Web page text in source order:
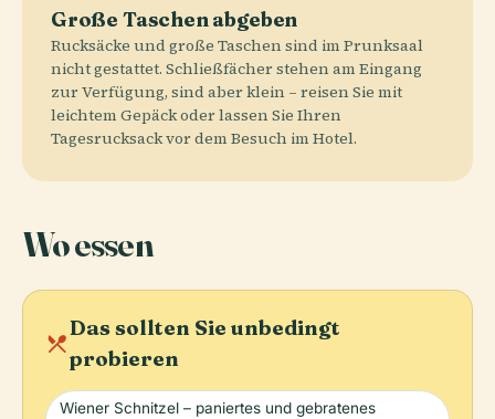
Große Taschen abgeben
Rucksäcke und große Taschen sind im Prunksaal
nicht gestattet. Schließfächer stehen am Eingang
zur Verfügung, sind aber klein – reisen Sie mit
leichtem Gepäck oder lassen Sie Ihren
Tagesrucksack vor dem Besuch im Hotel.
Wo essen
local_dining
Das sollten Sie unbedingt
probieren
Wiener Schnitzel – paniertes und gebratenes